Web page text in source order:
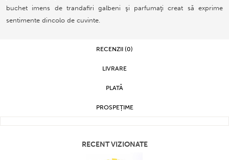
buchet imens de trandafiri galbeni şi parfumaţi creat să exprime
sentimente dincolo de cuvinte.
RECENZII (0)
LIVRARE
PLATĂ
PROSPEȚIME
RECENT VIZIONATE